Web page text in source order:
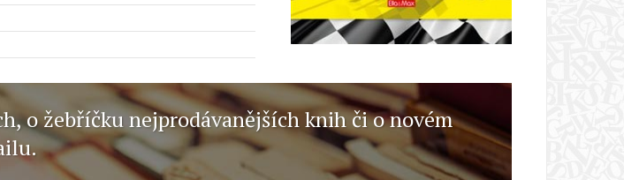
o žebříčku nejprodávanějších knih či o novém